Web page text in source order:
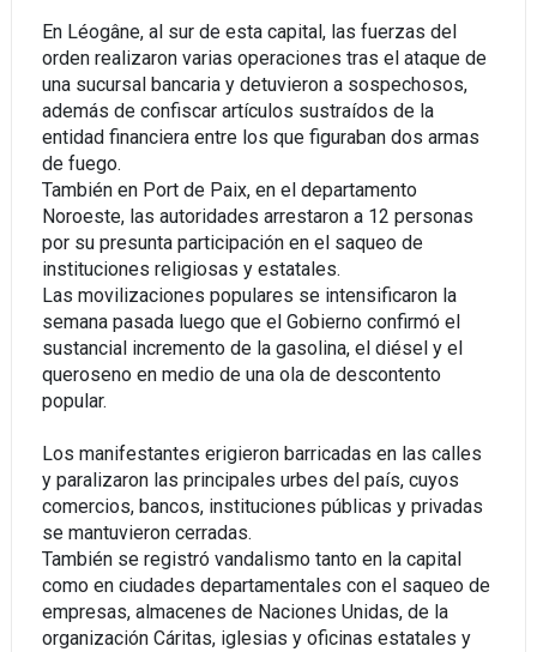
En Léogâne, al sur de esta capital, las fuerzas del
orden realizaron varias operaciones tras el ataque de
una sucursal bancaria y detuvieron a sospechosos,
además de confiscar artículos sustraídos de la
entidad financiera entre los que figuraban dos armas
de fuego.
También en Port de Paix, en el departamento
Noroeste, las autoridades arrestaron a 12 personas
por su presunta participación en el saqueo de
instituciones religiosas y estatales.
Las movilizaciones populares se intensificaron la
semana pasada luego que el Gobierno confirmó el
sustancial incremento de la gasolina, el diésel y el
queroseno en medio de una ola de descontento
popular.
Los manifestantes erigieron barricadas en las calles
y paralizaron las principales urbes del país, cuyos
comercios, bancos, instituciones públicas y privadas
se mantuvieron cerradas.
También se registró vandalismo tanto en la capital
como en ciudades departamentales con el saqueo de
empresas, almacenes de Naciones Unidas, de la
organización Cáritas, iglesias y oficinas estatales y